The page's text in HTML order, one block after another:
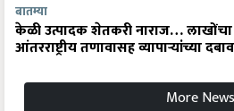
बातम्या
केळी उत्पादक शेतकरी नाराज… लाखोंचा
आंतरराष्ट्रीय तणावासह व्यापाऱ्यांच्या
More News